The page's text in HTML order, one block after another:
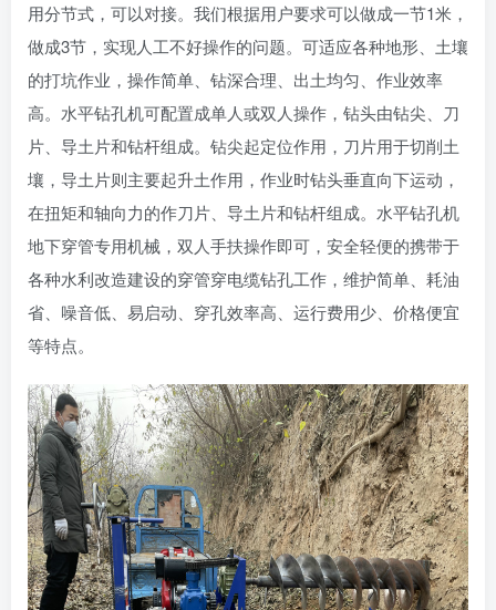
用分节式，可以对接。我们根据用户要求可以做成一节1米，
做成3节，实现人工不好操作的问题。可适应各种地形、土壤
的打坑作业，操作简单、钻深合理、出土均匀、作业效率
高。水平钻孔机可配置成单人或双人操作，钻头由钻尖、刀
片、导土片和钻杆组成。钻尖起定位作用，刀片用于切削土
壤，导土片则主要起升土作用，作业时钻头垂直向下运动，
在扭矩和轴向力的作刀片、导土片和钻杆组成。水平钻孔机
地下穿管专用机械，双人手扶操作即可，安全轻便的携带于
各种水利改造建设的穿管穿电缆钻孔工作，维护简单、耗油
省、噪音低、易启动、穿孔效率高、运行费用少、价格便宜
等特点。